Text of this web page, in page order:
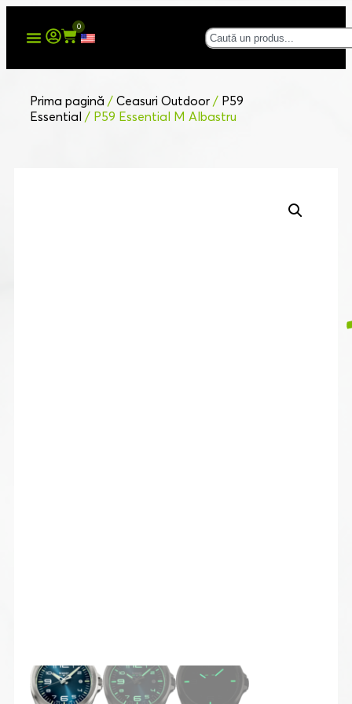
0
Prima pagină / Ceasuri Outdoor / P59
Essential / P59 Essential M Albastru